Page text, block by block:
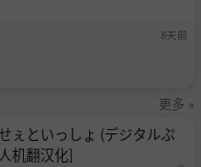
8天前
更多 »
ぇといっしょ (デジタルぷ
机翻汉化]